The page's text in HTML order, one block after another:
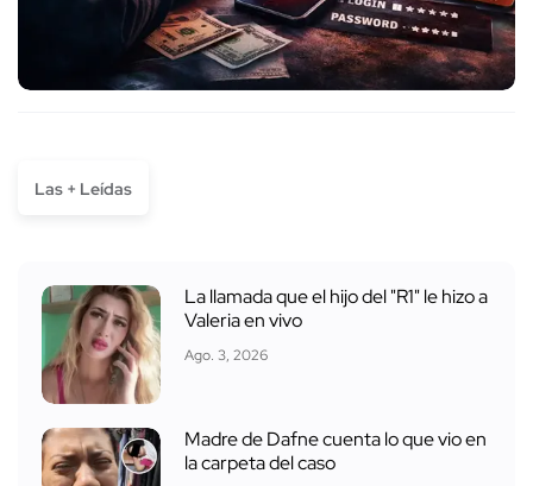
Las + Leídas
La llamada que el hijo del "R1" le hizo a
Valeria en vivo
Ago. 3, 2026
Madre de Dafne cuenta lo que vio en
la carpeta del caso